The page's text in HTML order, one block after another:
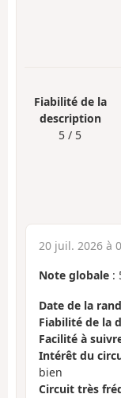
Fiabilité de la
description
5 / 5
20 juil. 2026 à
Note globale :
Date de la
Fiabilité de la
Facilité à
Intérêt du
bien
Circuit très